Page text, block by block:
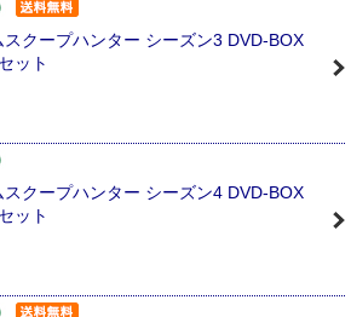
スクープハンター シーズン3 DVD-BOX
ット
スクープハンター シーズン4 DVD-BOX
ット